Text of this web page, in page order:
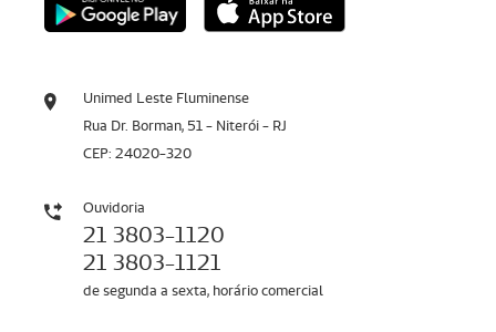
Unimed Leste Fluminense
Rua Dr. Borman, 51 - Niterói - RJ
CEP: 24020-320
Ouvidoria
21 3803-1120
21 3803-1121
de segunda a sexta, horário comercial